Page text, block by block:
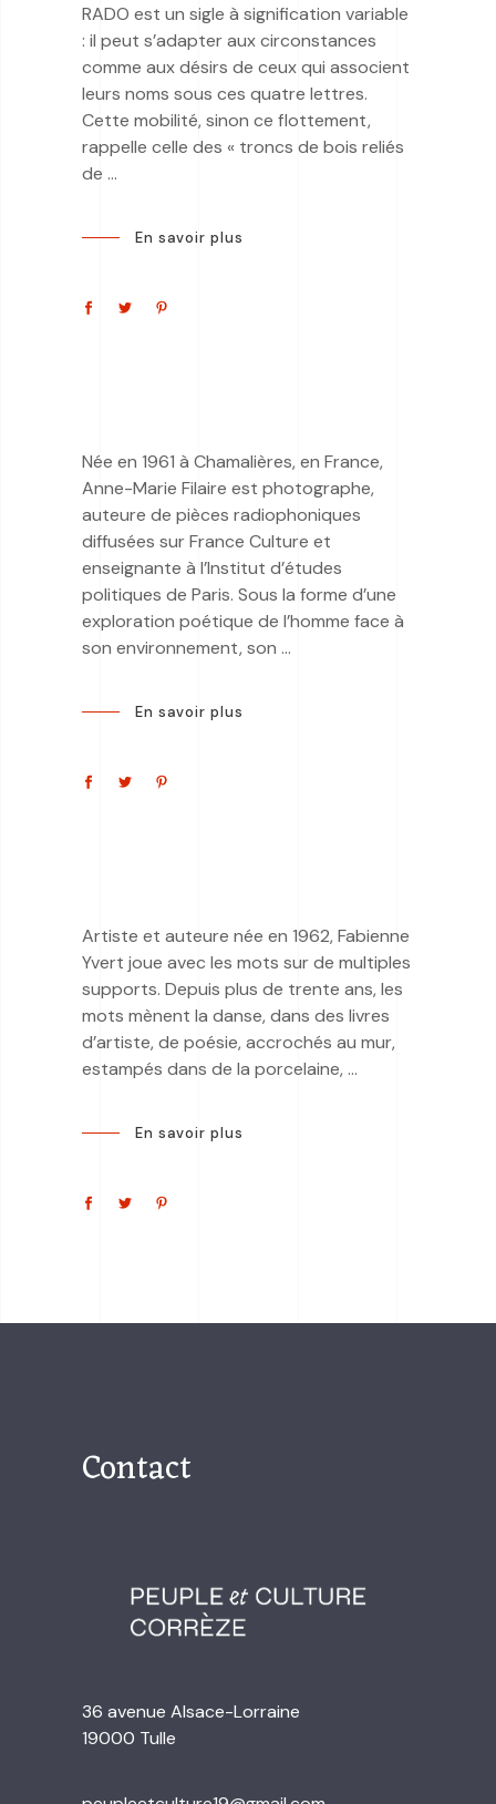
RADO est un sigle à signification variable
: il peut s’adapter aux circonstances
comme aux désirs de ceux qui associent
leurs noms sous ces quatre lettres.
Cette mobilité, sinon ce flottement,
rappelle celle des « troncs de bois reliés
de
En savoir plus
Née en 1961 à Chamalières, en France,
Anne-Marie Filaire est photographe,
auteure de pièces radiophoniques
diffusées sur France Culture et
enseignante à l’Institut d’études
politiques de Paris. Sous la forme d’une
exploration poétique de l’homme face à
son environnement, son
En savoir plus
Artiste et auteure née en 1962, Fabienne
Yvert joue avec les mots sur de multiples
supports. Depuis plus de trente ans, les
mots mènent la danse, dans des livres
d’artiste, de poésie, accrochés au mur,
estampés dans de la porcelaine,
En savoir plus
Contact
36 avenue Alsace-Lorraine
19000 Tulle